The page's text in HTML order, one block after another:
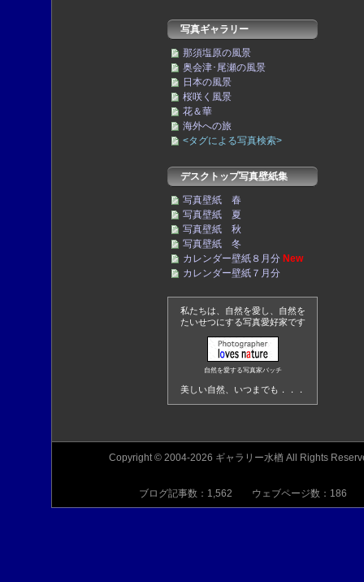
写真ギャラリー
那須塩原の風景
奥会津･尾瀬の風景
日本の風景
桜咲く風景
花＆華
海外への旅
<タグによる写真検索>
デスクトップ写真壁紙集
写真壁紙 春
写真壁紙 夏
写真壁紙 秋
写真壁紙 冬
カレンダー壁紙８月分 New
カレンダー壁紙７月分
私たちは、自然を愛し、自然を
たいせつにする写真愛好家です
自然を愛する写真家バッチ
美しい自然、いつまでも．．．
Copyright © 2004-2026 ギャラリー水楢 All Rights
ブログ記事数：1,562 ウェブページ数：186